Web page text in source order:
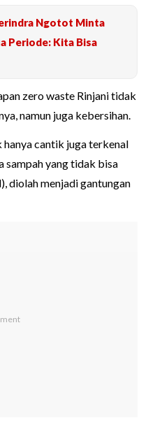
Ngotot Minta
Periode: Kita Bisa
zero waste Rinjani tidak
namun juga kebersihan.
cantik juga terkenal
sampah yang tidak bisa
diolah menjadi gantungan